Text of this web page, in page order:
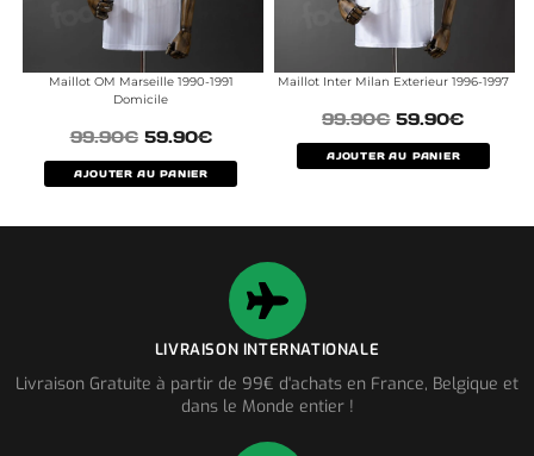
Maillot OM Marseille 1990-1991
Domicile
99.90€ 59.90€
AJOUTER AU PANIER
Maillot Inter Milan Exterieur 1996-1997
99.90€ 59.90€
AJOUTER AU PANIER
LIVRAISON INTERNATIONALE
Livraison Gratuite à partir de 99€ d'achats en France, Belgique et
dans le Monde entier !